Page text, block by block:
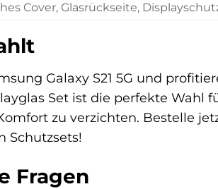
Cover, Glasrückseite,
Galaxy S21 5G und
Set ist die perfekte
zu verzichten. Bestelle
Schutzsets!
Fragen